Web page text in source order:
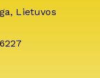
Lietuvos